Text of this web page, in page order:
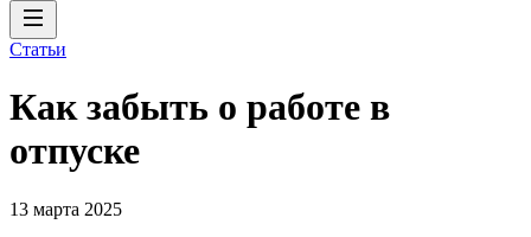
Статьи
Как забыть о работе в
отпуске
13 марта 2025